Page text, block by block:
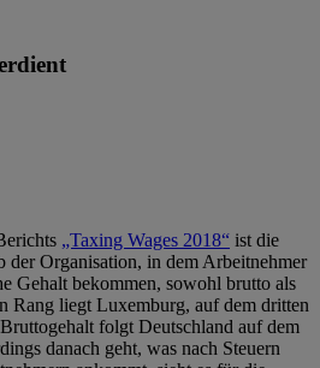
„Taxing Wages 2018“ ist die
der Organisation, in dem Arbeitnehmer
Gehalt bekommen, sowohl brutto als
Rang liegt Luxemburg, auf dem dritten
folgt Deutschland auf dem
danach geht, was nach Steuern